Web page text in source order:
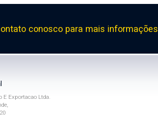
conosco para mais informações
E Exportacao Ltda.